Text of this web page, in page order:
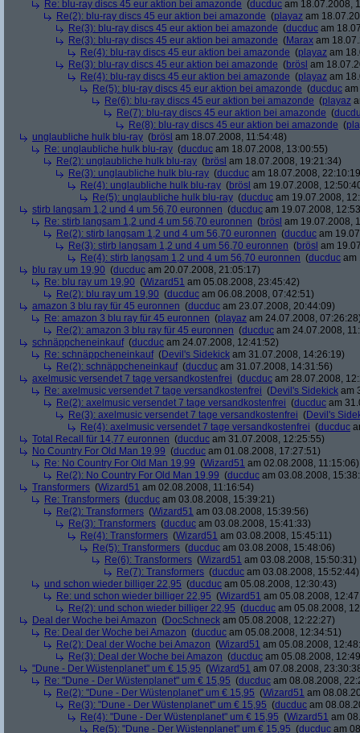
Re: blu-ray discs 45 eur aktion bei amazonde (ducduc am 18.07.2008,
Re(2): blu-ray discs 45 eur aktion bei amazonde (playaz am
Re(3): blu-ray discs 45 eur aktion bei amazonde (ducduc am
Re(3): blu-ray discs 45 eur aktion bei amazonde (Marax am
Re(4): blu-ray discs 45 eur aktion bei amazonde (playaz am
Re(3): blu-ray discs 45 eur aktion bei amazonde (brösl am
Re(4): blu-ray discs 45 eur aktion bei amazonde (playaz am
Re(5): blu-ray discs 45 eur aktion bei amazonde (ducduc
Re(6): blu-ray discs 45 eur aktion bei amazonde (playaz
Re(7): blu-ray discs 45 eur aktion bei amazonde (
Re(8): blu-ray discs 45 eur aktion bei amazonde (
unglaubliche hulk blu-ray (brösl am 18.07.2008, 11:54:48)
Re: unglaubliche hulk blu-ray (ducduc am 18.07.2008, 13:00:55)
Re(2): unglaubliche hulk blu-ray (brösl am 18.07.2008, 19:21:34)
Re(3): unglaubliche hulk blu-ray (ducduc am 18.07.2008,
Re(4): unglaubliche hulk blu-ray (brösl am 19.07.2008,
Re(5): unglaubliche hulk blu-ray (ducduc am 19.07.2008,
stirb langsam 1,2 und 4 um 56,70 euronnen (ducduc am 19.07.2008,
Re: stirb langsam 1,2 und 4 um 56,70 euronnen (brösl am 19.07.2008,
Re(2): stirb langsam 1,2 und 4 um 56,70 euronnen (ducduc am
Re(3): stirb langsam 1,2 und 4 um 56,70 euronnen (brösl am
Re(4): stirb langsam 1,2 und 4 um 56,70 euronnen (ducduc am
blu ray um 19,90 (ducduc am 20.07.2008, 21:05:17)
Re: blu ray um 19,90 (Wizard51 am 05.08.2008, 23:45:42)
Re(2): blu ray um 19,90 (ducduc am 06.08.2008, 07:42:51)
amazon 3 blu ray für 45 euronnen (ducduc am 23.07.2008, 20:44:09)
Re: amazon 3 blu ray für 45 euronnen (playaz am 24.07.2008,
Re(2): amazon 3 blu ray für 45 euronnen (ducduc am 24.07.2008,
schnäppcheneinkauf(ducduc am 24.07.2008, 12:41:52)
Re: schnäppcheneinkauf(Devil's Sidekick am 31.07.2008, 14:26:19)
Re(2): schnäppcheneinkauf(ducduc am 31.07.2008, 14:31:56)
axelmusic versendet 7 tage versandkostenfrei (ducduc am 28.07.2008,
Re: axelmusic versendet 7 tage versandkostenfrei (Devil's Sidekick am
Re(2): axelmusic versendet 7 tage versandkostenfrei (ducduc am
Re(3): axelmusic versendet 7 tage versandkostenfrei (Devil's
Re(4): axelmusic versendet 7 tage versandkostenfrei (ducduc
Total Recall für 14,77 euronnen (ducduc am 31.07.2008, 12:25:55)
No Country For Old Man 19,99 (ducduc am 01.08.2008, 17:27:51)
Re: No Country For Old Man 19,99 (Wizard51 am 02.08.2008, 11:15:06)
Re(2): No Country For Old Man 19,99 (ducduc am 03.08.2008,
Transformers (Wizard51 am 02.08.2008, 11:16:54)
Re: Transformers (ducduc am 03.08.2008, 15:39:21)
Re(2): Transformers (Wizard51 am 03.08.2008, 15:39:56)
Re(3): Transformers (ducduc am 03.08.2008, 15:41:33)
Re(4): Transformers (Wizard51 am 03.08.2008, 15:45:11)
Re(5): Transformers (ducduc am 03.08.2008, 15:48:06)
Re(6): Transformers (Wizard51 am 03.08.2008, 15:50:31)
Re(7): Transformers (ducduc am 03.08.2008, 15:52:44)
und schon wieder billiger 22,95 (ducduc am 05.08.2008, 12:30:43)
Re: und schon wieder billiger 22,95 (Wizard51 am 05.08.2008,
Re(2): und schon wieder billiger 22,95 (ducduc am 05.08.2008,
Deal der Woche bei Amazon (DocSchneck am 05.08.2008, 12:22:27)
Re: Deal der Woche bei Amazon (ducduc am 05.08.2008, 12:34:51)
Re(2): Deal der Woche bei Amazon (Wizard51 am 05.08.2008,
Re(3): Deal der Woche bei Amazon (ducduc am 05.08.2008,
"Dune - Der Wüstenplanet" um € 15,95 (Wizard51 am 07.08.2008,
Re: "Dune - Der Wüstenplanet" um € 15,95 (ducduc am 08.08.2008,
Re(2): "Dune - Der Wüstenplanet" um € 15,95 (Wizard51 am
Re(3): "Dune - Der Wüstenplanet" um € 15,95 (ducduc am
Re(4): "Dune - Der Wüstenplanet" um € 15,95 (Wizard51 am
Re(5): "Dune - Der Wüstenplanet" um € 15,95 (ducduc am